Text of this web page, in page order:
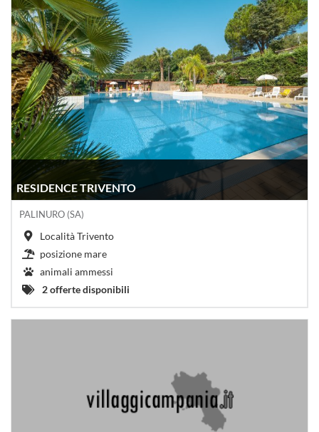
RESIDENCE TRIVENTO
PALINURO (SA)
Località Trivento
posizione mare
animali ammessi
2 offerte disponibili